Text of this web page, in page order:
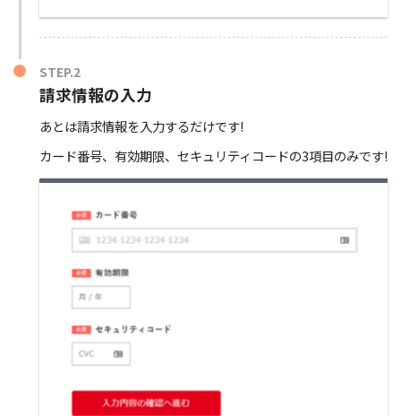
STEP.2
請求情報の入力
あとは請求情報を入力するだけです!
カード番号、有効期限、セキュリティコードの3項目のみです!